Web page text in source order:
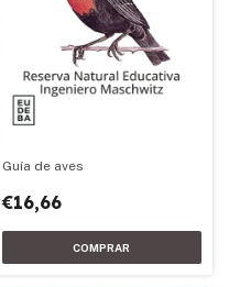
Guía de aves
€16,66